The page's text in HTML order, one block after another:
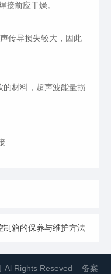
前应干燥。
传导损失较大，因此
材料，超声波能量损
制箱的保养与维护方法
Al Rights Reseved 备案